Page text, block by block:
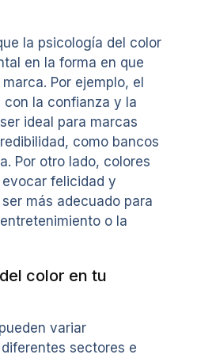
la psicología del color
en la forma en que
Por ejemplo, el
con la confianza y la
ideal para marcas
como bancos
Por otro lado, colores
felicidad y
más adecuado para
o la
color en tu
variar
sectores e